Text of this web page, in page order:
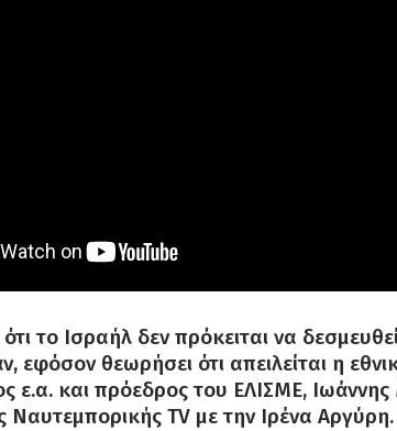
ότι το Ισραήλ δεν πρόκειται να
εφόσον θεωρήσει ότι απειλείται η
ε.α. και πρόεδρος του ΕΛΙΣΜΕ,
Ναυτεμπορικής TV με την Ιρένα Αργύρη.